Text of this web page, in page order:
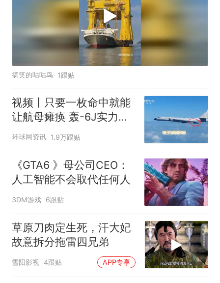
搞笑的咕咕鸟 1跟贴
视频丨只要一枚命中就能
让航母瘫痪 轰-6J实力有
多强？
环球网资讯 1.9万跟贴
《GTA6 》母公司CEO：
人工智能不会取代任何人
3DM游戏 6跟贴
草原刀肉定生死，汗大妃
故意拆分拖雷四兄弟
雪阳影视 4跟贴 APP专享